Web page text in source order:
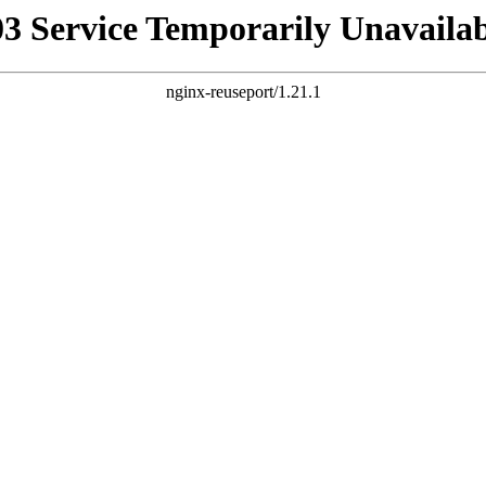
Service Temporarily
nginx-reuseport/1.21.1